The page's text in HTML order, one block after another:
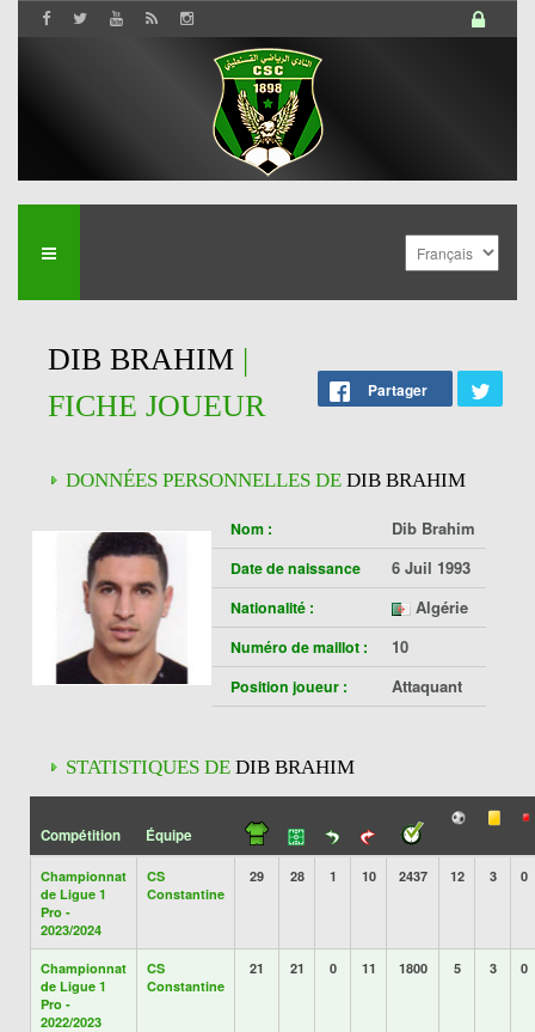
DIB BRAHIM |
FICHE JOUEUR
Partager
DONNÉES PERSONNELLES DE DIB BRAHIM
Nom : Dib Brahim
Date de naissance 6 Juil 1993
Nationalité : Algérie
Numéro de maillot : 10
Position joueur : Attaquant
STATISTIQUES DE DIB BRAHIM
Compétition Équipe
Championnat
de Ligue 1
Pro -
2023/2024
CS
Constantine
29 28 1 10 2437 12 3 0
Championnat
de Ligue 1
Pro -
2022/2023
CS
Constantine
21 21 0 11 1800 5 3 0